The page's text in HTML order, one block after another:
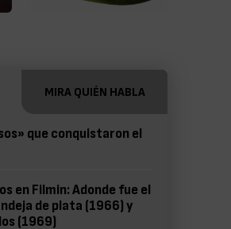
MIRA QUIÉN HABLA
que conquistaron el
en Filmin: Adonde fue el
de plata (1966) y
(1969)